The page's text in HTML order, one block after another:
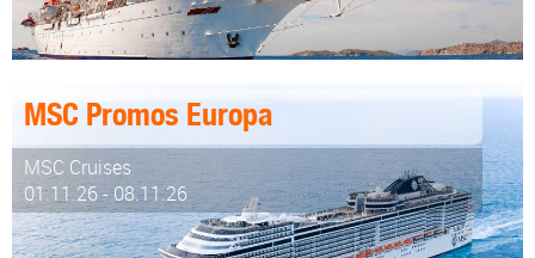
MSC Promos Europa
MSC Cruises
01.11.26 - 08.11.26